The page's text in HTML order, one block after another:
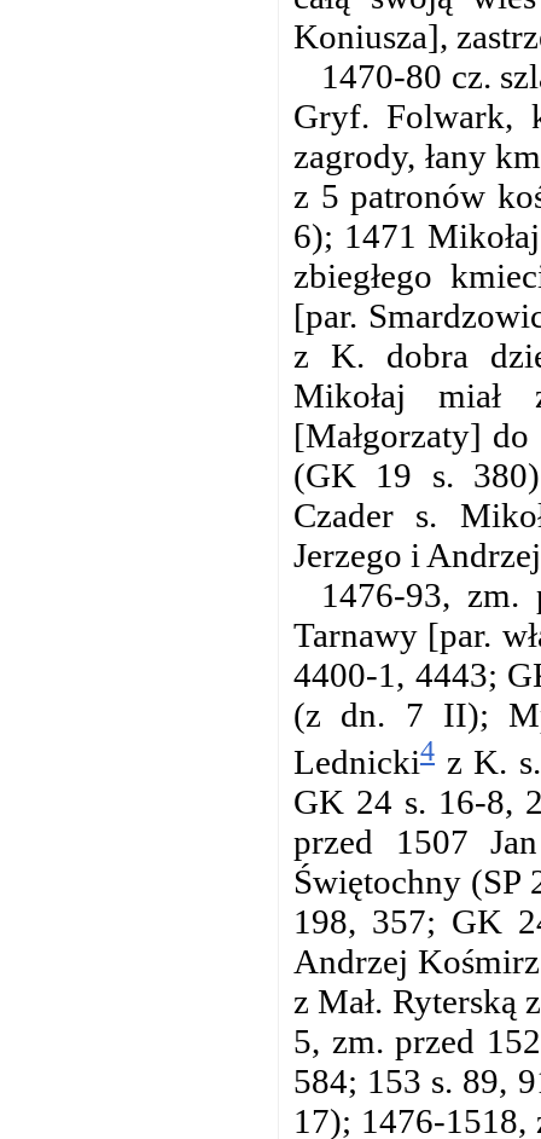
Koniusza],
1470-80 cz.
Gryf. Folwark,
zagrody, łany
z 5 patronów
6); 1471
zbiegłego
[par.
z K. dobra
Mikołaj miał
[Małgorzaty] do
(GK 19 s.
Czader s.
Jerzego i
1476-93,
Tarnawy [par.
4400-1, 4443;
(z dn. 7 II);
Lednicki4 z K.
GK 24 s. 16-8,
przed 1507
Świętochny (SP
198, 357; GK
Andrzej
z Mał.
5, zm. przed
584; 153 s. 89,
17); 1476-1518,